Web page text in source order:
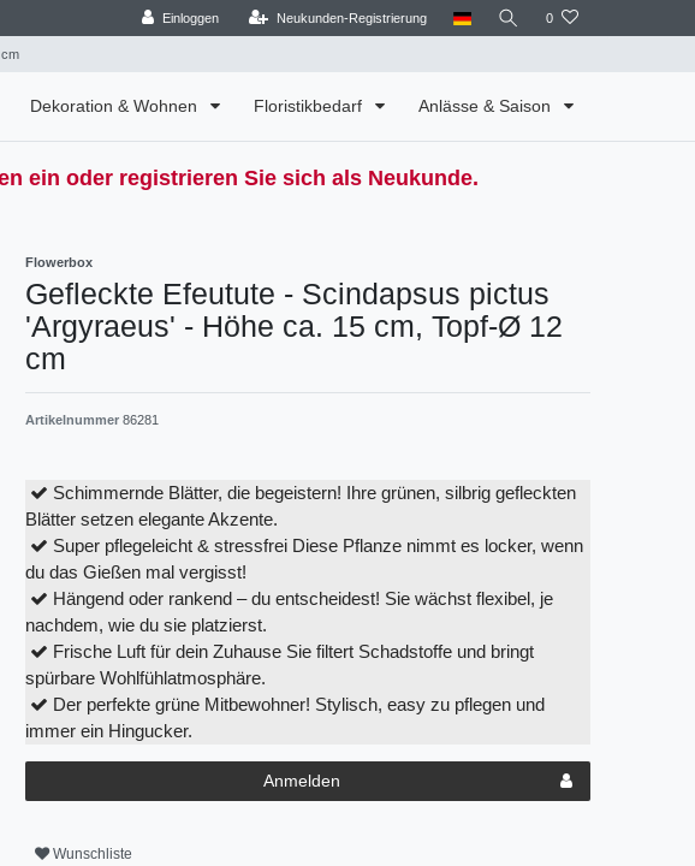
Einloggen Neukunden-Registrierung 0
Dekoration & Wohnen Floristikbedarf Anlässe & Saison
ein oder registrieren Sie sich als Neukunde.
Flowerbox
Gefleckte Efeutute - Scindapsus pictus
'Argyraeus' - Höhe ca. 15 cm, Topf-Ø 12
cm
Artikelnummer 86281
Schimmernde Blätter, die begeistern! Ihre grünen, silbrig gefleckten
Blätter setzen elegante Akzente.
Super pflegeleicht & stressfrei Diese Pflanze nimmt es locker, wenn
du das Gießen mal vergisst!
Hängend oder rankend – du entscheidest! Sie wächst flexibel, je
nachdem, wie du sie platzierst.
Frische Luft für dein Zuhause Sie filtert Schadstoffe und bringt
spürbare Wohlfühlatmosphäre.
Der perfekte grüne Mitbewohner! Stylisch, easy zu pflegen und
immer ein Hingucker.
Anmelden
Wunschliste